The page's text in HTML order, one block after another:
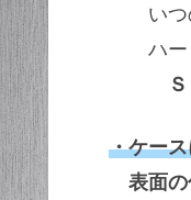
いつ
ハード
・ケー
表面